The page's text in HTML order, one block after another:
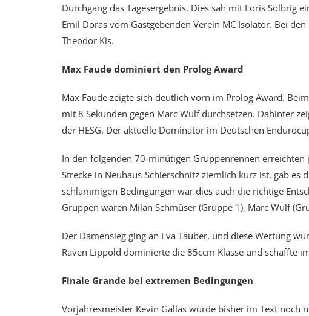
Durchgang das Tagesergebnis. Dies sah mit Loris Solbrig
Emil Doras vom Gastgebenden Verein MC Isolator. Bei
Theodor Kis.
Max Faude dominiert den Prolog Award
Max Faude zeigte sich deutlich vorn im Prolog Award.
mit 8 Sekunden gegen Marc Wulf durchsetzen. Dahinter
der HESG. Der aktuelle Dominator im Deutschen
In den folgenden 70-minütigen Gruppenrennen
Strecke in Neuhaus-Schierschnitz ziemlich kurz ist, gab
schlammigen Bedingungen war dies auch die richtige
Gruppen waren Milan Schmüser (Gruppe 1), Marc Wulf
Der Damensieg ging an Eva Täuber, und diese Wertung
Raven Lippold dominierte die 85ccm Klasse und schaffte
Finale Grande bei extremen Bedingungen
Vorjahresmeister Kevin Gallas wurde bisher im Text